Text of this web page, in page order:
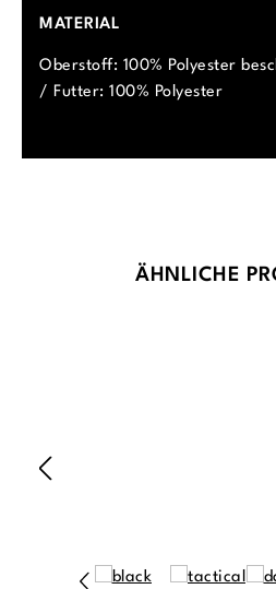
MATERIAL
Oberstoff: 100% Polyester
/ Futter: 100% Polyester
ProduktgalerieÄHNLICHE